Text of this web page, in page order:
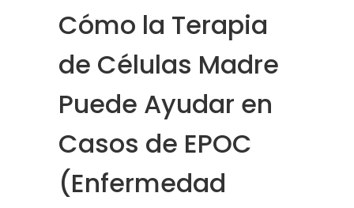
Cómo la Terapia
de Células Madre
Puede Ayudar en
Casos de EPOC
(Enfermedad